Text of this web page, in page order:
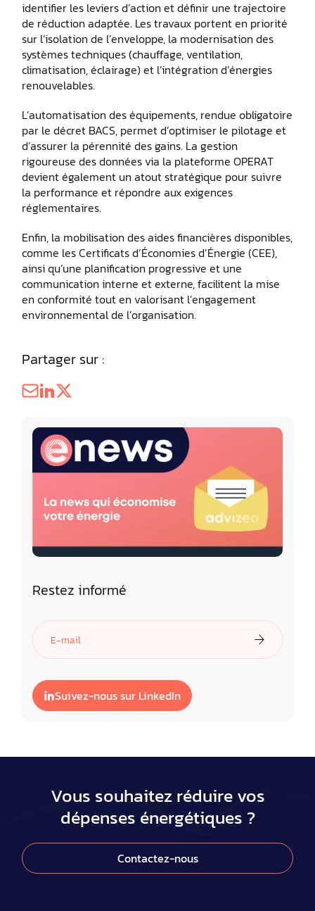
identifier les leviers d’action et définir une trajectoire
de réduction adaptée. Les travaux portent en priorité
sur l’isolation de l’enveloppe, la modernisation des
systèmes techniques (chauffage, ventilation,
climatisation, éclairage) et l’intégration d’énergies
renouvelables.
L’automatisation des équipements, rendue obligatoire
par le décret BACS, permet d’optimiser le pilotage et
d’assurer la pérennité des gains. La gestion
rigoureuse des données via la plateforme OPERAT
devient également un atout stratégique pour suivre
la performance et répondre aux exigences
réglementaires.
Enfin, la mobilisation des aides financières disponibles,
comme les Certificats d’Économies d’Énergie (CEE),
ainsi qu’une planification progressive et une
communication interne et externe, facilitent la mise
en conformité tout en valorisant l’engagement
environnemental de l’organisation.
Partager sur :
Restez informé
Suivez-nous sur LinkedIn
Vous souhaitez réduire vos
dépenses énergétiques ?
Contactez-nous